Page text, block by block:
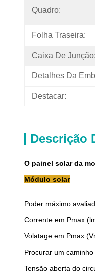
Quadro:
Folha Traseira:
Caixa De Junção:
Detalhes Da
Destacar:
Descrição
O painel solar da
Módulo solar
Poder máximo
Corrente em Pmax
Volatage em Pmax
Procurar um
Tensão aberta do